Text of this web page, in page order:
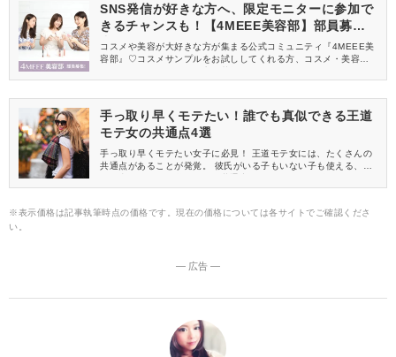
SNS発信が好きな方へ、限定モニターに参加で
きるチャンスも！【4MEEE美容部】部員募集
中
コスメや美容が大好きな方が集まる公式コミュニティ『4MEEE美
容部』♡コスメサンプルをお試ししてくれる方、コスメ・美容情報
手っ取り早くモテたい！誰でも真似できる王道
モテ女の共通点4選
手っ取り早くモテたい女子に必見！ 王道モテ女には、たくさんの
共通点があることが発覚。 彼氏がいる子もいない子も使える、誰
※表示価格は記事執筆時点の価格です。現在の価格については各サイトでご確認くださ
い。
― 広告 ―